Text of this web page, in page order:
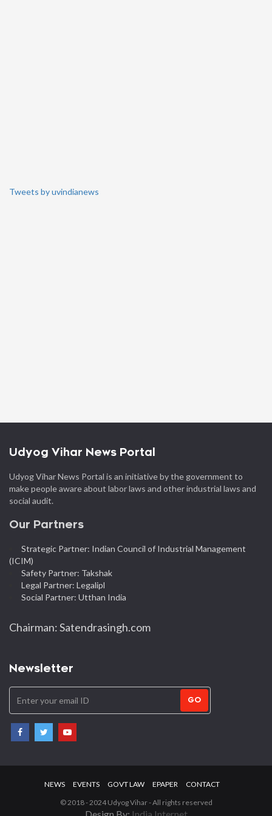
Tweets by uvindianews
Udyog Vihar News Portal
Udyog Vihar News Portal is an initiative by the government to
make people aware about labor laws and other industrial laws and
social audit.
Our Partners
Strategic Partner: Indian Council of Industrial Management
(ICIM)
Safety Partner: Takshak
Legal Partner: Legalipl
Social Partner: Utthan India
Chairman: Satendrasingh.com
Newsletter
GO
NEWS EVENTS GOVT LAW EPAPER
CONTACT
© 2018 - 2024 Udyog Vihar - All rights reserved